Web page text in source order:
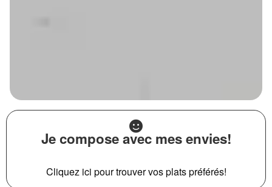
Je compose avec mes envies!
Cliquez ici pour trouver vos plats préférés!